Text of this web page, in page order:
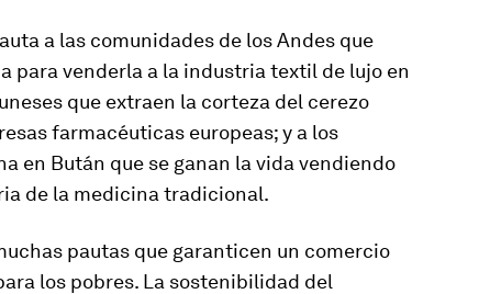
a las comunidades de los Andes que
para venderla a la industria textil de lujo en
que extraen la corteza del cerezo
farmacéuticas europeas; y a los
en Bután que se ganan la vida vendiendo
de la medicina tradicional.
pautas que garanticen un comercio
los pobres. La sostenibilidad del